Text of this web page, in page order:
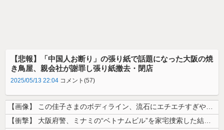
【悲報】「中国人お断り」の張り紙で話題になった大阪の焼
き鳥屋、親会社が謝罪し張り紙撤去・閉店
2025/05/13 22:04 コメント(57)
【画像】 この佳子さまのボディライン、流石にエチエチすぎやろ！
【衝撃】 大阪府警、ミナミの“ベトナムビル”を家宅捜索した結果・・・・...